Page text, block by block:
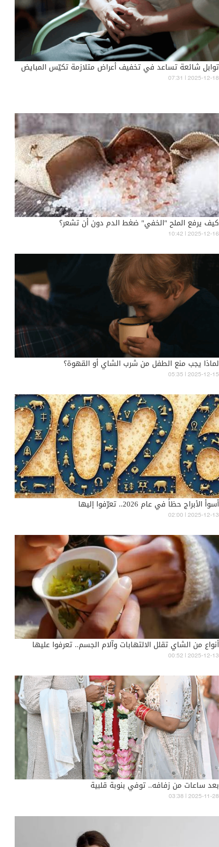
توابل شائعة تساعد في تخفيف أعراض متلازمة تكيّس المبايض
07:31 | 2025-12-18
كيف يرفع الملح "الخفي" ضغط الدم دون أن تشعر؟
10:42 | 2025-12-16
لماذا يجب منع الطفل من شرب الشاي أو القهوة؟
05:35 | 2025-12-15
أسوأ الأبراج حظاً في عام 2026.. تعرّفوا إليها
02:00 | 2025-12-13
أنواع من الشاي تقلل الالتهابات وآلام الجسم.. تعرفوا عليها
00:52 | 2025-12-13
بعد ساعات من زفافه.. توفي بنوبة قلبية
03:38 | 2025-11-28